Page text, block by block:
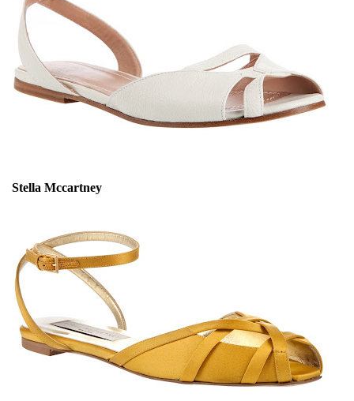
Stella Mccartney